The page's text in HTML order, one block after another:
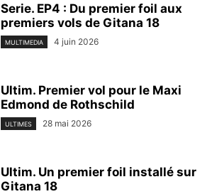
Serie. EP4 : Du premier foil aux
premiers vols de Gitana 18
MULTIMEDIA 4 juin 2026
Ultim. Premier vol pour le Maxi
Edmond de Rothschild
ULTIMES 28 mai 2026
Ultim. Un premier foil installé sur
Gitana 18